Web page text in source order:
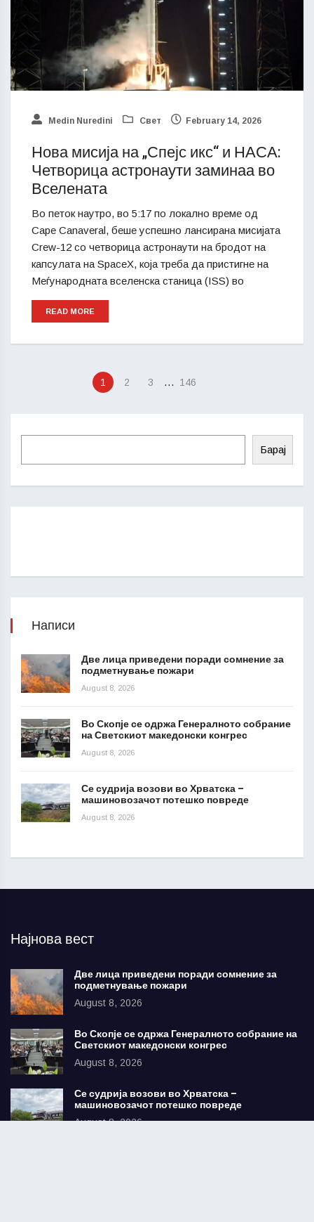
Medin Nuredini Свет February 14, 2026
Нова мисија на „Спејс икс“ и НАСА:
Четворица астронаути заминаа во
Вселената
Во петок наутро, во 5:17 по локално време од
Cape Canaveral, беше успешно лансирана мисијата
Crew-12 со четворица астронаути на бродот на
капсулата на SpaceX, која треба да пристигне на
Меѓународната вселенска станица (ISS) во
READ MORE
1 2 3 … 146
Барај
Написи
Две лица приведени поради сомнение за
подметнување пожари
August 8, 2026
Во Скопје се одржа Генералното собрание
на Светскиот македонски конгрес
August 8, 2026
Се судрија возови во Хрватска –
машиновозачот потешко повреде
August 8, 2026
Најнова вест
Две лица приведени поради сомнение за
подметнување пожари
August 8, 2026
Во Скопје се одржа Генералното собрание на
Светскиот македонски конгрес
August 8, 2026
Се судрија возови во Хрватска –
машиновозачот потешко повреде
August 8, 2026